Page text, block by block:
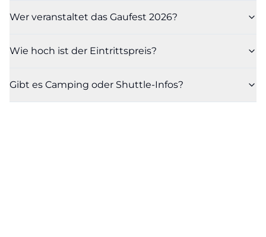
Wer veranstaltet das Gaufest 2026?
Wie hoch ist der Eintrittspreis?
Gibt es Camping oder Shuttle-Infos?